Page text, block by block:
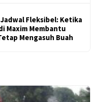
Fleksibel: Ketika
Maxim Membantu
Mengasuh Buah